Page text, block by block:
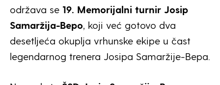
održava se 19. Memorijalni turnir Josip
Samaržija-Bepo, koji već gotovo dva
desetljeća okuplja vrhunske ekipe u čast
legendarnog trenera Josipa Samaržije-Bepa.